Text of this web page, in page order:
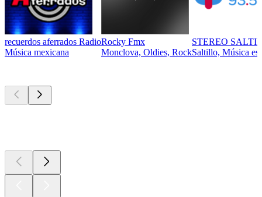
recuerdos aferrados Radio
Música mexicana
Rocky Fmx
Monclova, Oldies, Rock
STEREO
Saltillo, Música